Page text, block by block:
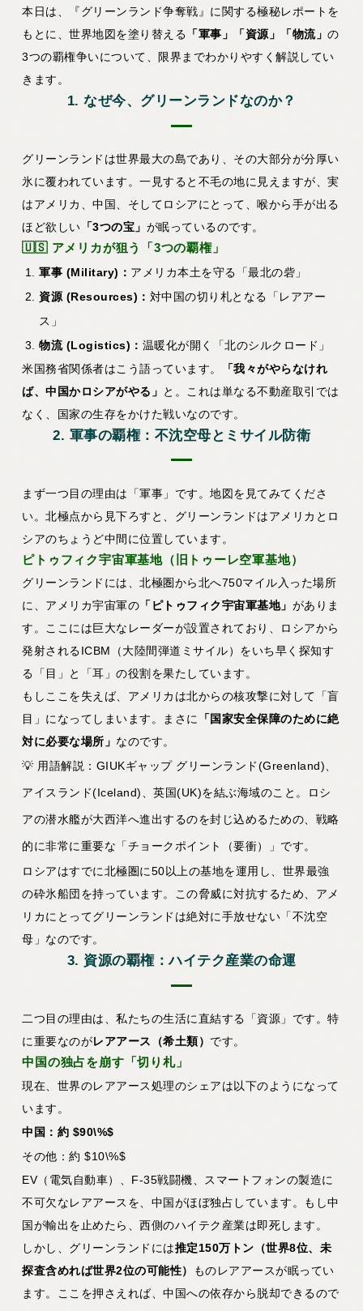
本日は、『グリーンランド争奪戦』に関する極秘レポートを
もとに、世界地図を塗り替える 「軍事」「資源」「物流」の
3つの覇権争いについて、限界までわかりやすく解説してい
きます。
1. なぜ今、グリーンランドなのか？
グリーンランドは世界最大の島であり、その大部分が分厚い
氷に覆われています。一見すると不毛の地に見えますが、実
はアメリカ、中国、そしてロシアにとって、喉から手が出る
ほど欲しい 「3つの宝」 が眠っているのです。
🇺🇸 アメリカが狙う「3つの覇権」
軍事 (Military)： アメリカ本土を守る「最北の砦」
資源 (Resources)： 対中国の切り札となる「レアアー
ス」
物流 (Logistics)： 温暖化が開く「北のシルクロード」
米国務省関係者はこう語っています。
「我々がやらなけれ
ば、中国かロシアがやる」 と。これは単なる不動産取引では
なく、国家の生存をかけた戦いなのです。
2. 軍事の覇権：不沈空母とミサイル防衛
まず一つ目の理由は「軍事」です。地図を見てみてくださ
い。北極点から見下ろすと、グリーンランドはアメリカとロ
シアのちょうど中間に位置しています。
ピトゥフィク宇宙軍基地（旧トゥーレ空軍基地）
グリーンランドには、北極圏から北へ750マイル入った場所
に、アメリカ宇宙軍の 「ピトゥフィク宇宙軍基地」 がありま
す。ここには巨大なレーダーが設置されており、ロシアから
発射されるICBM（大陸間弾道ミサイル）をいち早く探知す
る「目」と「耳」の役割を果たしています。
もしここを失えば、アメリカは北からの核攻撃に対して「盲
目」になってしまいます。まさに
「国家安全保障のために絶
対に必要な場所」 なのです。
💡 用語解説：GIUKギャップグリーンランド(Greenland)、
アイスランド(Iceland)、英国(UK)を結ぶ海域のこと。ロシ
アの潜水艦が大西洋へ進出するのを封じ込めるための、戦略
的に非常に重要な「チョークポイント（要衝）」です。
ロシアはすでに北極圏に50以上の基地を運用し、世界最強
の砕氷船団を持っています。この脅威に対抗するため、アメ
リカにとってグリーンランドは絶対に手放せない「不沈空
母」なのです。
3. 資源の覇権：ハイテク産業の命運
二つ目の理由は、私たちの生活に直結する「資源」です。特
に重要なのがレアアース（希土類） です。
中国の独占を崩す「切り札」
現在、世界のレアアース処理のシェアは以下のようになって
います。
中国：約 $90\%$
その他：約 $10\%$
EV（電気自動車）、F-35戦闘機、スマートフォンの製造に
不可欠なレアアースを、中国がほぼ独占しています。もし中
国が輸出を止めたら、西側のハイテク産業は即死します。
しかし、グリーンランドには推定150万トン（世界8位、未
探査含めれば世界2位の可能性）
ものレアアースが眠ってい
ます。ここを押さえれば、中国への依存から脱却できるので